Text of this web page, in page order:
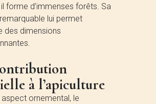
forme d’immenses forêts. Sa
lui permet
des dimensions
à l’apiculture
aspect ornemental, le